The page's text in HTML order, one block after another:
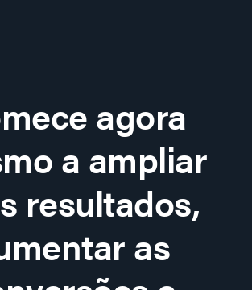
agora
a ampliar
resultados,
as